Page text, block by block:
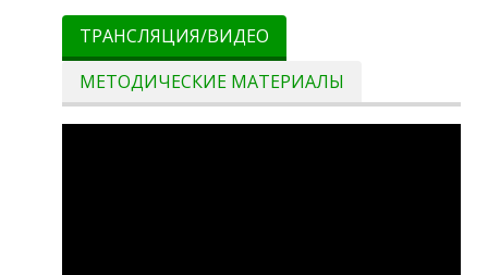
ТРАНСЛЯЦИЯ/ВИДЕО
МЕТОДИЧЕСКИЕ МАТЕРИАЛЫ